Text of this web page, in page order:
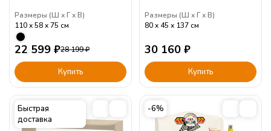
Размеры (Ш Г В)
110
58 75 см
22 599 ₽28 199₽
Купить
Размеры (Ш Г В)
80
45 137 см
30 160 ₽
Купить
Быстрая
доставка
-6%